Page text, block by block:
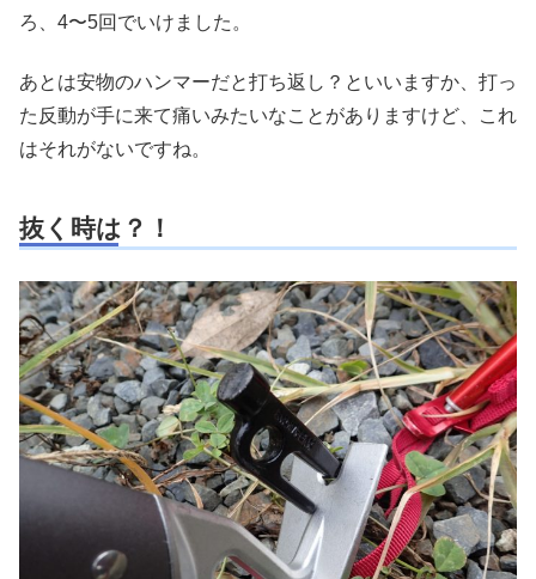
ろ、4〜5回でいけました。
あとは安物のハンマーだと打ち返し？といいますか、打っ
た反動が手に来て痛いみたいなことがありますけど、これ
はそれがないですね。
抜く時は？！